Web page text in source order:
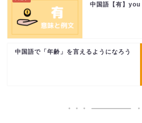
中国語【有】you
中国語で「年齢」を言えるようになろう